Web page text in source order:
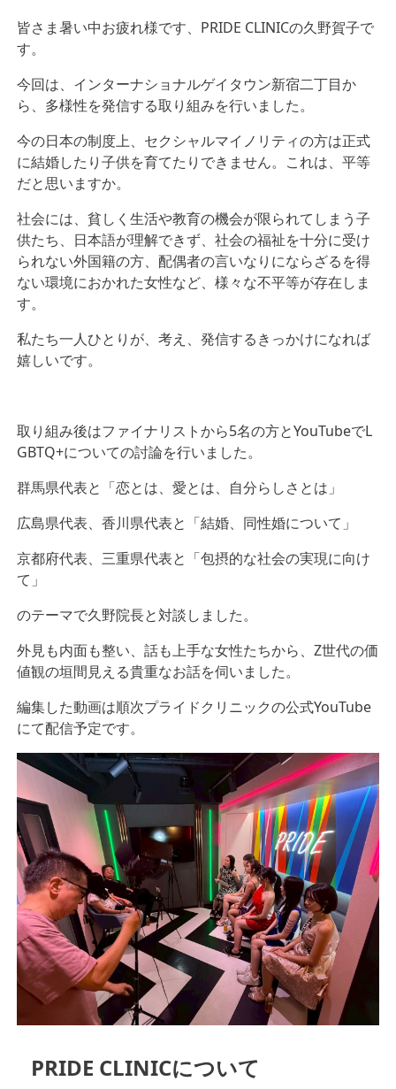
皆さま暑い中お疲れ様です、PRIDE CLINICの久野賀子で
す。
今回は、インターナショナルゲイタウン新宿二丁目か
ら、多様性を発信する取り組みを行いました。
今の日本の制度上、セクシャルマイノリティの方は正式
に結婚したり子供を育てたりできません。これは、平等
だと思いますか。
社会には、貧しく生活や教育の機会が限られてしまう子
供たち、日本語が理解できず、社会の福祉を十分に受け
られない外国籍の方、配偶者の言いなりにならざるを得
ない環境におかれた女性など、様々な不平等が存在しま
す。
私たち一人ひとりが、考え、発信するきっかけになれば
嬉しいです。
取り組み後はファイナリストから5名の方とYouTubeでL
GBTQ+についての討論を行いました。
群馬県代表と「恋とは、愛とは、自分らしさとは」
広島県代表、香川県代表と「結婚、同性婚について」
京都府代表、三重県代表と「包摂的な社会の実現に向け
て」
のテーマで久野院長と対談しました。
外見も内面も整い、話も上手な女性たちから、Z世代の価
値観の垣間見える貴重なお話を伺いました。
編集した動画は順次プライドクリニックの公式YouTube
にて配信予定です。
PRIDE CLINICについて